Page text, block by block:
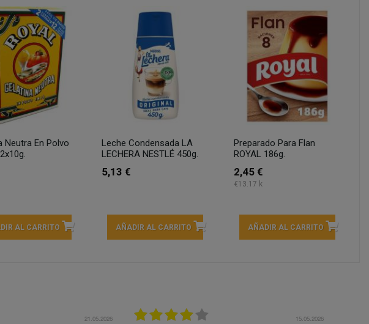
Neutra En Polvo
AL CARRITO
Leche Condensada LA
LECHERA NESTLÉ 450g.
5,13 €
AÑADIR AL CARRITO
Preparado Para Flan
ROYAL 186g.
2,45 €
€13.17 k
AÑADIR AL CARRITO
21.05.2026 15.05.2026